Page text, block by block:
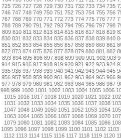
725 726 727 728 729 730 731 732 733 734 735
746 747 748 749 750 751 752 753 754 755 756
767 768 769 770 771 772 773 774 775 776 777
788 789 790 791 792 793 794 795 796 797 798
809 810 811 812 813 814 815 816 817 818 819
830 831 832 833 834 835 836 837 838 839 840
851 852 853 854 855 856 857 858 859 860 861
872 873 874 875 876 877 878 879 880 881 882
893 894 895 896 897 898 899 900 901 902 903
914 915 916 917 918 919 920 921 922 923 924
935 936 937 938 939 940 941 942 943 944 945
956 957 958 959 960 961 962 963 964 965 966
977 978 979 980 981 982 983 984 985 986 987
998 999 1000 1001 1002 1003 1004 1005 1006
1015 1016 1017 1018 1019 1020 1021 1022
1031 1032 1033 1034 1035 1036 1037 1038
1047 1048 1049 1050 1051 1052 1053 1054
1063 1064 1065 1066 1067 1068 1069 1070
1079 1080 1081 1082 1083 1084 1085 1086
1095 1096 1097 1098 1099 1100 1101 1102 1103
1112 1113 1114 1115 1116 1117 1118 1119 1120